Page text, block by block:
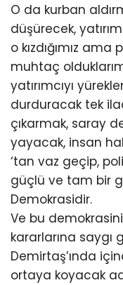
O da kurban
düşürecek,
o kızdığımız
muhtaç
yatırımcıyı
durduracak tek
çıkarmak, saray
yayacak, insan
‘tan vaz geçip,
güçlü ve tam bir
Demokrasidir.
Ve bu
kararlarına saygı
Demirtaş’ında
ortaya koyacak